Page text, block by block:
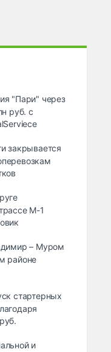
"Пари" через
руб. с
закрывается
М-1
– Муром
районе
стартерных
и